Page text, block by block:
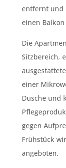
entfernt und
einen
Die
Sitzbereich,
einer
Dusche und
gegen
Frühstück
angeboten.